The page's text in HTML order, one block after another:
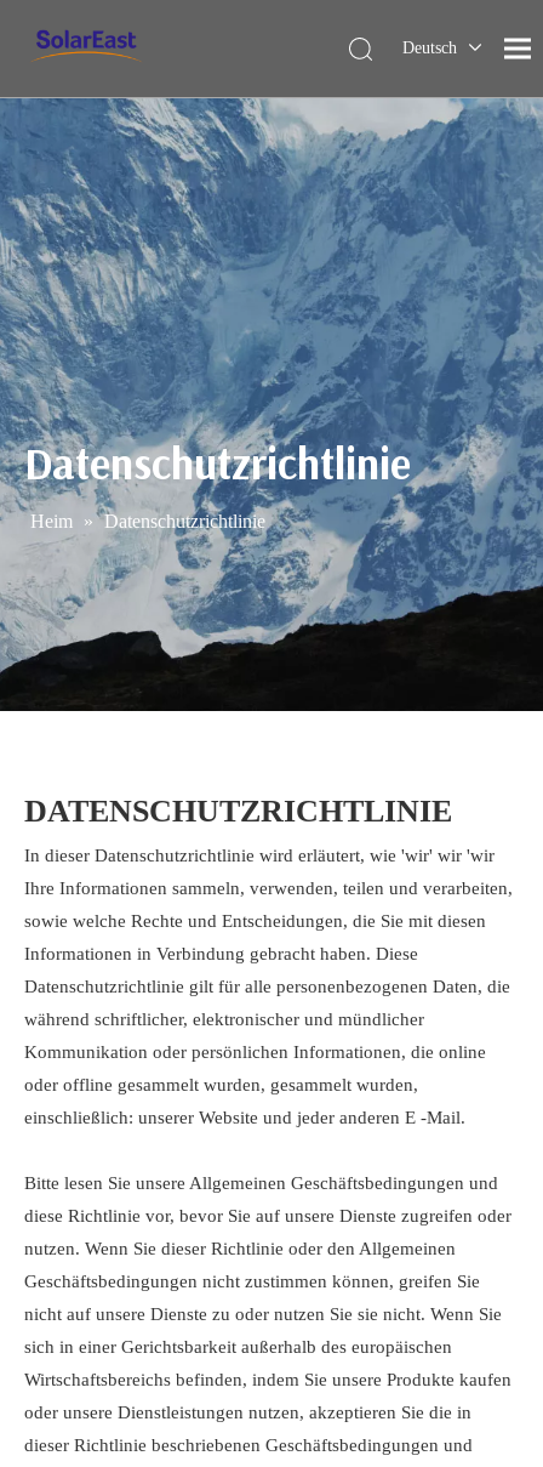
Deutsch
Français
Español
Italiano
Nederlands
Datenschutzrichtlinie
Heim » Datenschutzrichtlinie
DATENSCHUTZRICHTLINIE
In dieser Datenschutzrichtlinie wird erläutert, wie 'wir' wir 'wir
Ihre Informationen sammeln, verwenden, teilen und verarbeiten,
sowie welche Rechte und Entscheidungen, die Sie mit diesen
Informationen in Verbindung gebracht haben. Diese
Datenschutzrichtlinie gilt für alle personenbezogenen Daten, die
während schriftlicher, elektronischer und mündlicher
Kommunikation oder persönlichen Informationen, die online
oder offline gesammelt wurden, gesammelt wurden,
einschließlich: unserer Website und jeder anderen E -Mail.
Bitte lesen Sie unsere Allgemeinen Geschäftsbedingungen und
diese Richtlinie vor, bevor Sie auf unsere Dienste zugreifen oder
nutzen. Wenn Sie dieser Richtlinie oder den Allgemeinen
Geschäftsbedingungen nicht zustimmen können, greifen Sie
nicht auf unsere Dienste zu oder nutzen Sie sie nicht. Wenn Sie
sich in einer Gerichtsbarkeit außerhalb des europäischen
Wirtschaftsbereichs befinden, indem Sie unsere Produkte kaufen
oder unsere Dienstleistungen nutzen, akzeptieren Sie die in
dieser Richtlinie beschriebenen Geschäftsbedingungen und